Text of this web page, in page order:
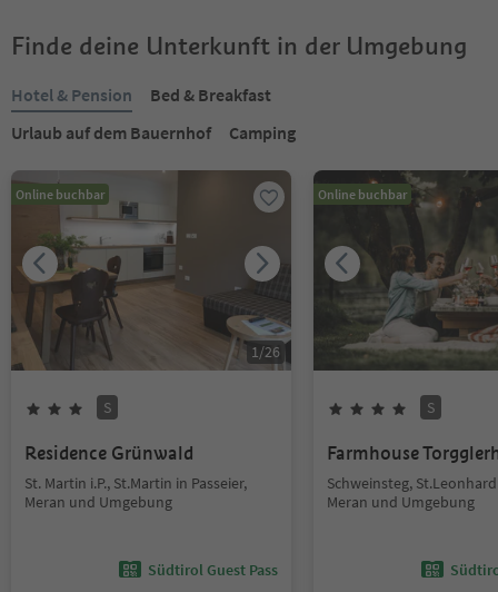
Finde deine Unterkunft in der Umgebung
Hotel & Pension
Bed & Breakfast
Urlaub auf dem Bauernhof
Camping
Online buchbar
1/26
S
Residence Grünwald
St. Martin i.P., St.Martin in Passeier,
Meran und Umgebung
Südtirol Guest Pass
Online buchbar
S
Farmhouse
Schweinsteg,
Meran und Umgebung